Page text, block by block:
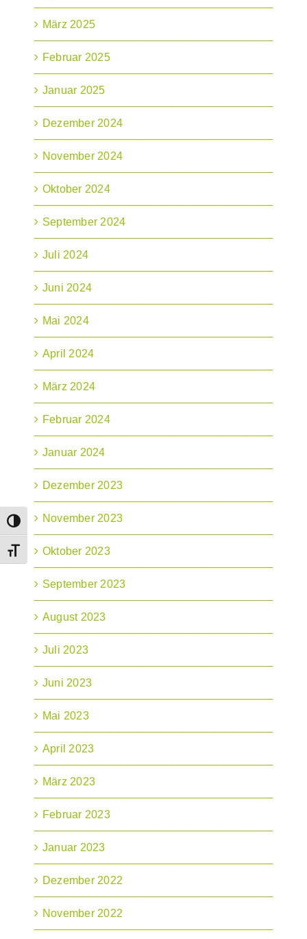
Umschalten auf hohe Kontraste
Schrift vergrößern
März 2025
Februar 2025
Januar 2025
Dezember 2024
November 2024
Oktober 2024
September 2024
Juli 2024
Juni 2024
Mai 2024
April 2024
März 2024
Februar 2024
Januar 2024
Dezember 2023
November 2023
Oktober 2023
September 2023
August 2023
Juli 2023
Juni 2023
Mai 2023
April 2023
März 2023
Februar 2023
Januar 2023
Dezember 2022
November 2022